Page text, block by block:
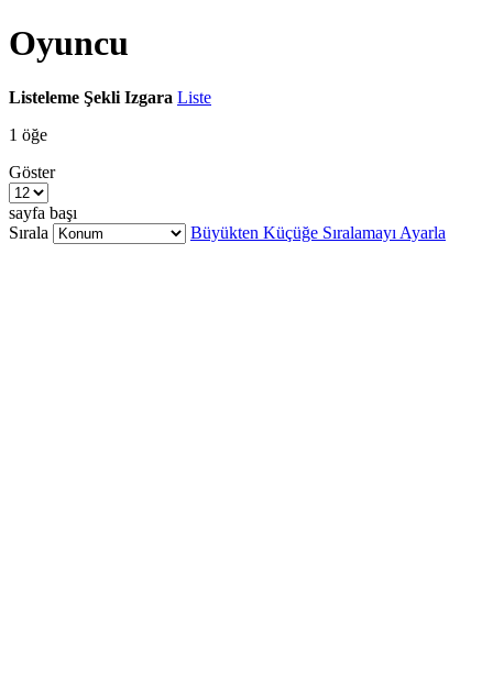
Oyuncu
Listeleme Şekli Izgara Liste
1 öğe
Göster
sayfa başı
Sırala
Büyükten Küçüğe Sıralamayı Ayarla